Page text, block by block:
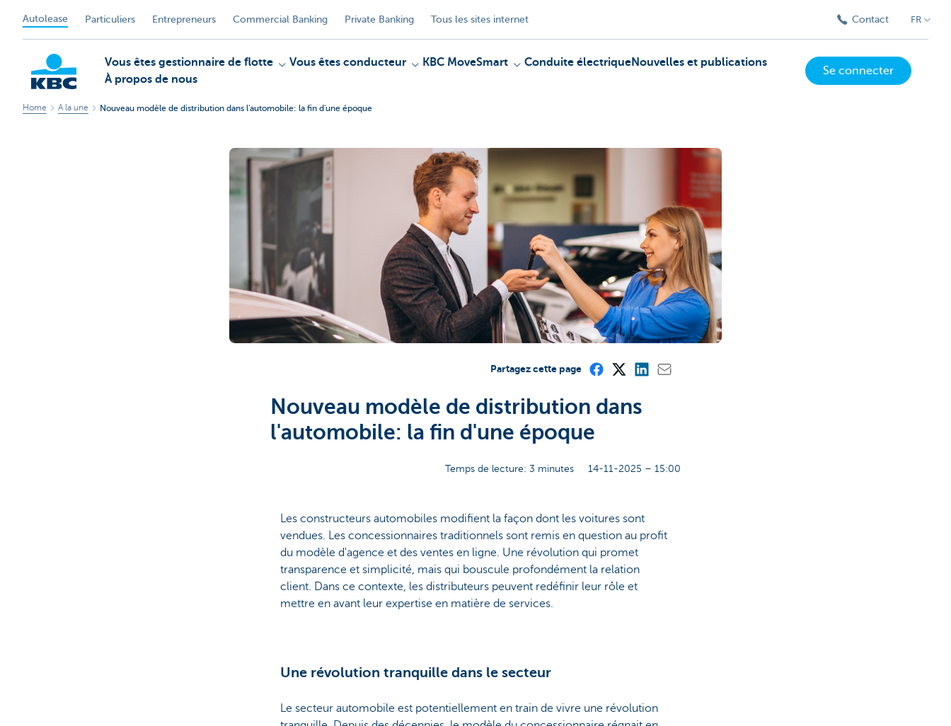
Autolease Particuliers Entrepreneurs Commercial Banking Private Banking Tous les sites internet Contact FR
Vous êtes gestionnaire de flotte Vous êtes conducteur KBC MoveSmart Conduite électriqueNouvelles et publications
À propos de nous
Se connecter
Home A la une Nouveau modèle de distribution dans l'automobile: la fin d'une époque
Partagez cette page
Nouveau modèle de distribution dans
l'automobile: la fin d'une époque
Temps de lecture: 3 minutes 14-11-2025 – 15:00
Les constructeurs automobiles modifient la façon dont les voitures sont
vendues. Les concessionnaires traditionnels sont remis en question au profit
du modèle d'agence et des ventes en ligne. Une révolution qui promet
transparence et simplicité, mais qui bouscule profondément la relation
client. Dans ce contexte, les distributeurs peuvent redéfinir leur rôle et
mettre en avant leur expertise en matière de services.
Une révolution tranquille dans le secteur
Le secteur automobile est potentiellement en train de vivre une révolution